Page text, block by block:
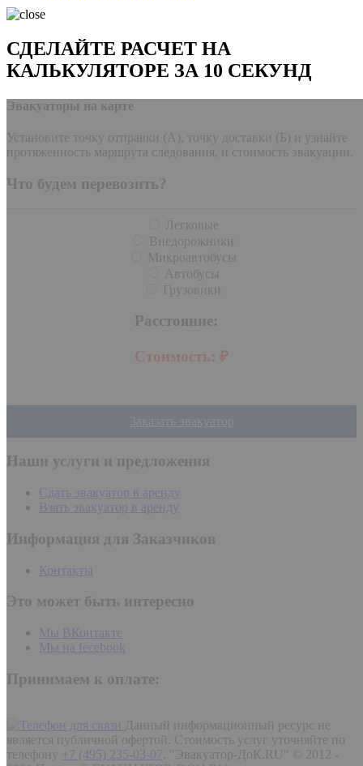
СДЕЛАЙТЕ РАСЧЕТ НА
КАЛЬКУЛЯТОРЕ ЗА 10 СЕКУНД
Эвакуаторы на карте
Установите точку отправки (А), точку доставки (Б) и узнайте
протяженность маршрута следования, и стоимость эвакуации.
Что будем перевозить?
Легковые
Внедорожники
Микроавтобусы
Автобусы
Грузовики
Расстояние:
Стоимость: ₽
Заказать эвакуатор
Наши услуги и предложения
Сдать эвакуатор в аренду
Взять эвакуатор в аренду
Информация для Заказчиков
Контакты
Это может быть интересно
Мы ВКонтакте
Мы на fecebook
Принимаем к оплате:
Данный информационный ресурс не
является публичной офертой. Стоимость услуг уточняйте по
телефону
+7 (495) 235-03-07 "Эвакуатор-ДоК.RU" © 2012 -